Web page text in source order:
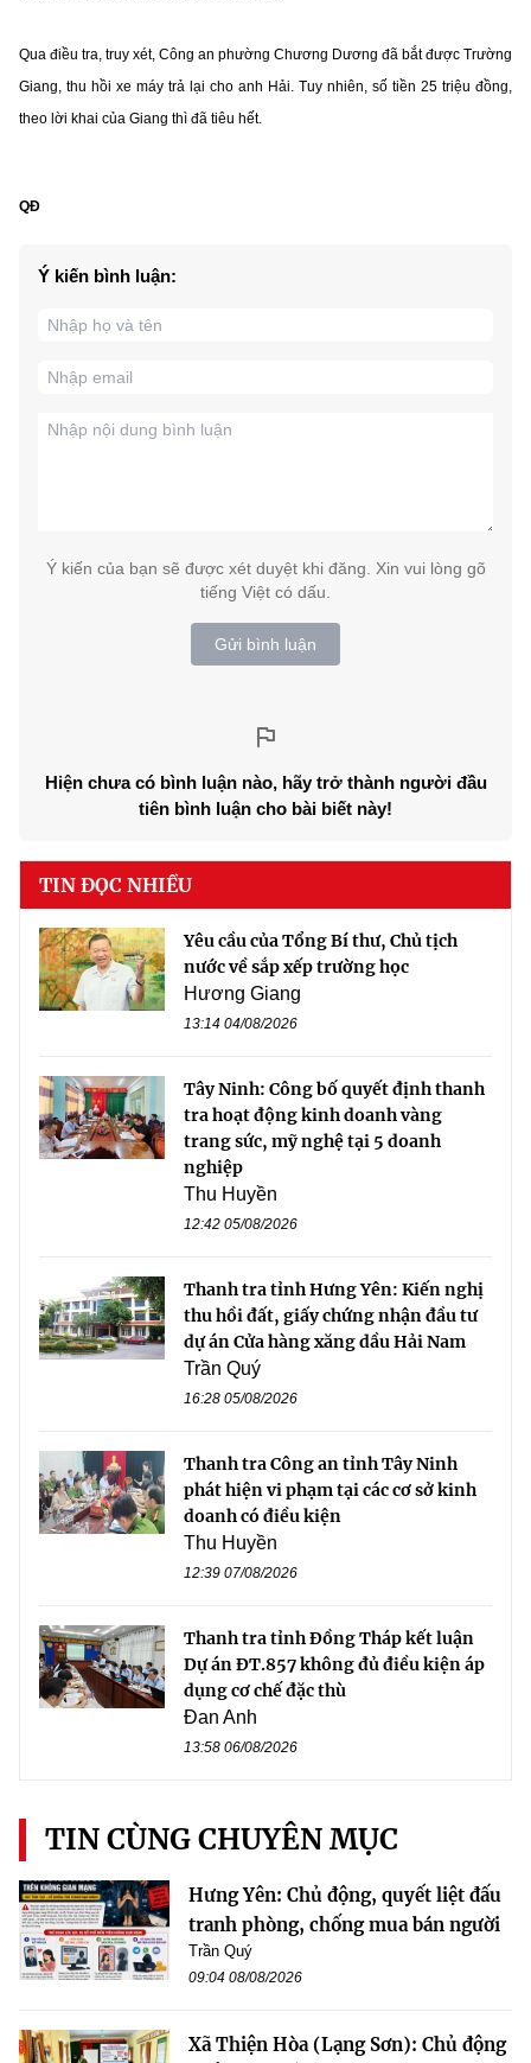
Qua điều tra, truy xét, Công an phường Chương Dương đã bắt được Trường
Giang, thu hồi xe máy trả lại cho anh Hải. Tuy nhiên, số tiền 25 triệu đồng,
theo lời khai của Giang thì đã tiêu hết.
QĐ
Ý kiến bình luận:
Ý kiến của bạn sẽ được xét duyệt khi đăng. Xin vui lòng gõ
tiếng Việt có dấu.
Gửi bình luận
Hiện chưa có bình luận nào, hãy trở thành người đầu
tiên bình luận cho bài biết này!
TIN ĐỌC NHIỀU
Yêu cầu của Tổng Bí thư, Chủ tịch
nước về sắp xếp trường học
Hương Giang
13:14 04/08/2026
Tây Ninh: Công bố quyết định thanh
tra hoạt động kinh doanh vàng
trang sức, mỹ nghệ tại 5 doanh
nghiệp
Thu Huyền
12:42 05/08/2026
Thanh tra tỉnh Hưng Yên: Kiến nghị
thu hồi đất, giấy chứng nhận đầu tư
dự án Cửa hàng xăng dầu Hải Nam
Trần Quý
16:28 05/08/2026
Thanh tra Công an tỉnh Tây Ninh
phát hiện vi phạm tại các cơ sở kinh
doanh có điều kiện
Thu Huyền
12:39 07/08/2026
Thanh tra tỉnh Đồng Tháp kết luận
Dự án ĐT.857 không đủ điều kiện áp
dụng cơ chế đặc thù
Đan Anh
13:58 06/08/2026
TIN CÙNG CHUYÊN MỤC
Hưng Yên: Chủ động, quyết liệt đấu
tranh phòng, chống mua bán người
Trần Quý
09:04 08/08/2026
Xã Thiện Hòa (Lạng Sơn): Chủ động